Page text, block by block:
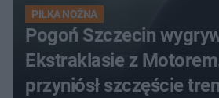
PIŁKA NOŻNA
Pogoń Szczecin
Ekstraklasie z
przyniósł szczęście